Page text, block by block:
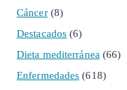
Cáncer(8)
Destacados (6)
Dieta mediterránea (66)
Enfermedades (618)